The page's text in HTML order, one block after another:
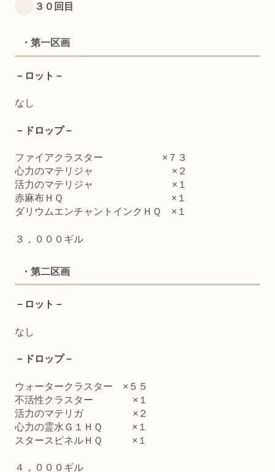
３０回目
・第一区画
－ロット－
なし
－ドロップ－
ファイアクラスター ×７３
心力のマテリジャ ×２
活力のマテリジャ ×１
赤麻布ＨＱ ×１
ダリウムエンチャントインクＨＱ ×１
３，０００ギル
・第二区画
－ロット－
なし
－ドロップ－
ウォータークラスター ×５５
不活性クラスター ×１
活力のマテリガ ×２
心力の霊水Ｇ１ＨＱ ×１
スタースピネルＨＱ ×１
４，０００ギル